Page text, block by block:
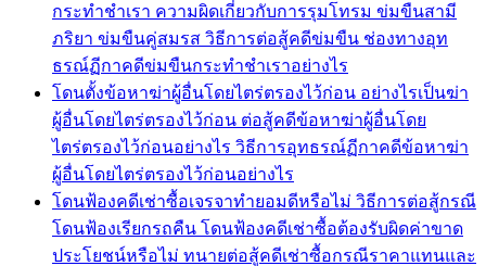
กระทำชำเรา ความผิดเกี่ยวกับการรุมโทรม ข่มขืนสามี
ภริยา ข่มขืนคู่สมรส วิธีการต่อสู้คดีข่มขืน ช่องทางอุท
ธรณ์ฏีกาคดีข่มขืนกระทำชำเราอย่างไร
โดนตั้งข้อหาฆ่าผู้อื่นโดยไตร่ตรองไว้ก่อน อย่างไรเป็นฆ่า
ผู้อื่นโดยไตร่ตรองไว้ก่อน ต่อสู้คดีข้อหาฆ่าผู้อื่นโดย
ไตร่ตรองไว้ก่อนอย่างไร วิธีการอุทธรณ์ฏีกาคดีข้อหาฆ่า
ผู้อื่นโดยไตร่ตรองไว้ก่อนอย่างไร
โดนฟ้องคดีเช่าซื้อเจรจาทำยอมดีหรือไม่ วิธีการต่อสู้กรณี
โดนฟ้องเรียกรถคืน โดนฟ้องคดีเช่าซื้อต้องรับผิดค่าขาด
ประโยชน์หรือไม่ ทนายต่อสู้คดีเช่าซื้อกรณีราคาแทนและ